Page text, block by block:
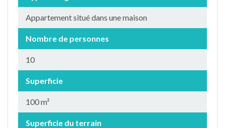
Appartement situé dans une maison
Nombre de personnes
10
Superficie
100 m²
Superficie du terrain